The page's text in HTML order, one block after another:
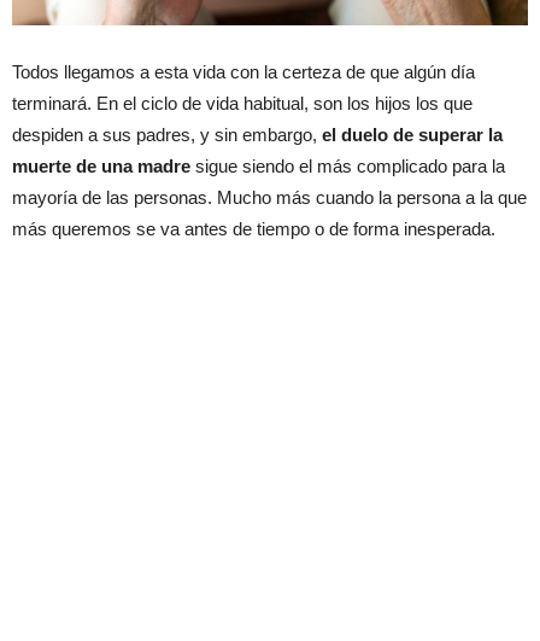
Todos llegamos a esta vida con la certeza de que algún día
terminará. En el ciclo de vida habitual, son los hijos los que
despiden a sus padres, y sin embargo, el duelo de superar la
muerte de una madre sigue siendo el más complicado para la
mayoría de las personas. Mucho más cuando la persona a la que
más queremos se va antes de tiempo o de forma inesperada.